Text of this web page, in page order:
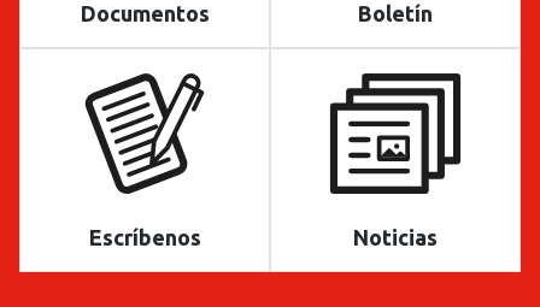
Documentos Boletín
Escríbenos Noticias